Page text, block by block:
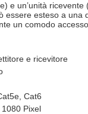
e un’unità
esteso a
un comodo
e ricevitore
Cat6
Pixel